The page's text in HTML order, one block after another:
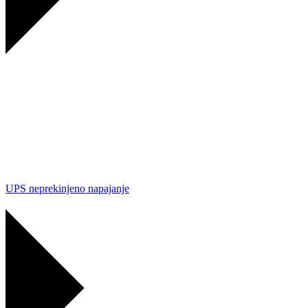
UPS neprekinjeno napajanje